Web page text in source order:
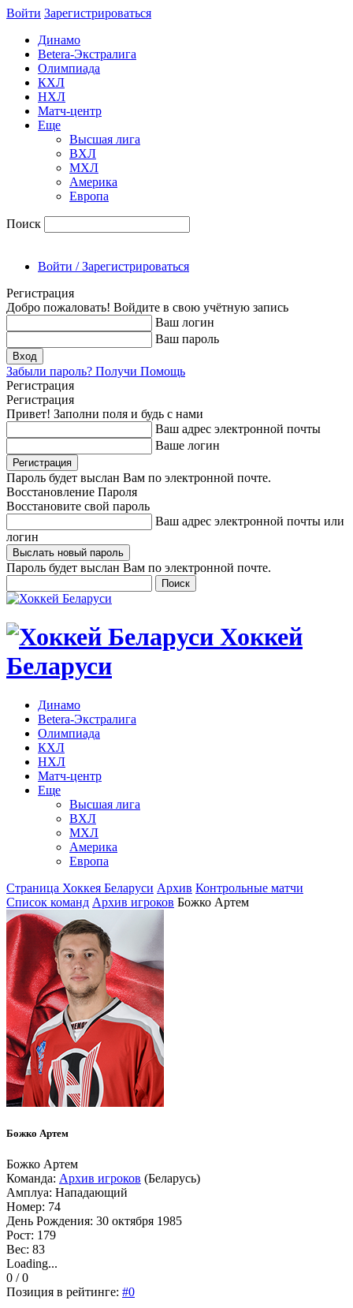
Войти Зарегиcтрироваться
Динамо
Betera-Экстралига
Олимпиада
КХЛ
НХЛ
Матч-центр
Еще
Высшая лига
ВХЛ
МХЛ
Америка
Европа
Поиск
Войти / Зарегистрироваться
Регистрация
Добро пожаловать! Войдите в свою учётную запись
Ваш логин
Ваш пароль
Забыли пароль? Получи Помощь
Регистрация
Регистрация
Привет! Заполни поля и будь с нами
Ваш адрес электронной почты
Ваше логин
Пароль будет выслан Вам по электронной почте.
Восстановление Пароля
Восстановите свой пароль
Ваш адрес электронной почты или
логин
Пароль будет выслан Вам по электронной почте.
Хоккей
Беларуси
Динамо
Betera-Экстралига
Олимпиада
КХЛ
НХЛ
Матч-центр
Еще
Высшая лига
ВХЛ
МХЛ
Америка
Европа
Страница Хоккея Беларуси Архив Контрольные матчи
Список команд Архив игроков Божко Артем
Божко Артем
Божко Артем
Команда: Архив игроков (Беларусь)
Амплуа: Нападающий
Номер: 74
День Рождения: 30 октября 1985
Рост: 179
Вес: 83
Loading...
0 / 0
Позиция в рейтинге: #0